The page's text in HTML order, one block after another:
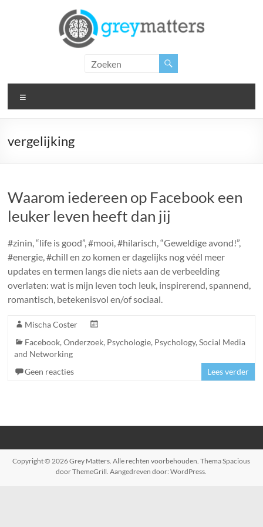
Matters
Insight.
Inspiration.
vergelijking
Waarom iedereen op Facebook een
leuker leven heeft dan jij
#zinin, “life is good”, #mooi, #hilarisch, “Geweldige avond!”,
#energie, #chill en zo komen er dagelijks nog véél meer
updates en termen langs die niets aan de verbeelding
overlaten: wat is mijn leven toch leuk, inspirerend, spannend,
romantisch, betekenisvol en/of sociaal.
Mischa Coster
Facebook,Onderzoek, Psychologie, Psychology,Social Media
and Networking
Geen reacties
Lees verder
Copyright © 2026Grey Matters. Alle rechten voorbehouden. ThemaSpacious
door ThemeGrill. Aangedreven door:WordPress.